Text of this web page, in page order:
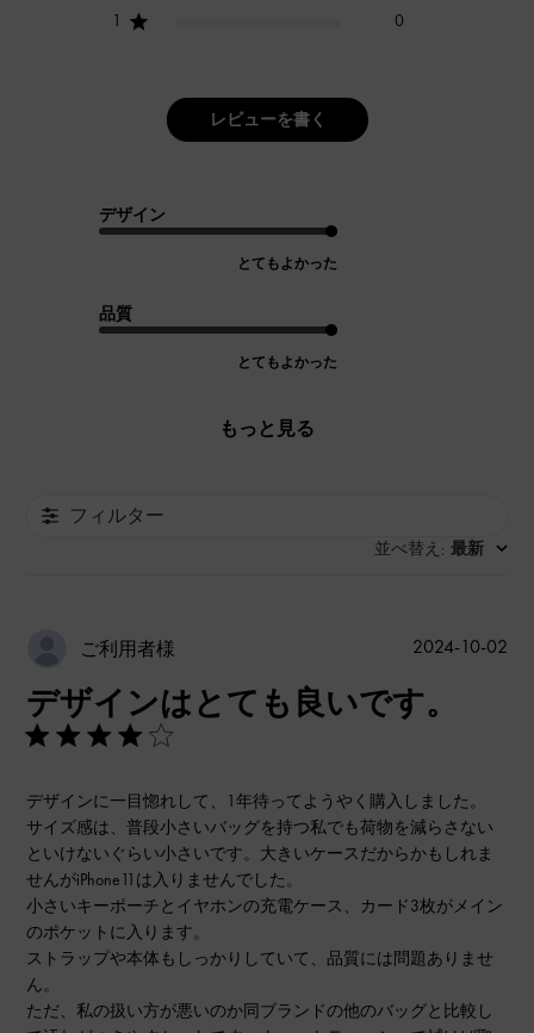
1
0
レビューを書く
デザイン
とてもよかった
品質
とてもよかった
もっと見る
フィルター
並べ替え : 最新
ご利用者様
デザインはとても良いです。
デザインに一目惚れして、1年待ってようやく購入しました。
サイズ感は、普段小さいバッグを持つ私でも荷物を減らさない
といけないぐらい小さいです。大きいケースだからかもしれま
せんがiPhone11は入りませんでした。
小さいキーポーチとイヤホンの充電ケース、カード3枚がメイン
のポケットに入ります。
ストラップや本体もしっかりしていて、品質には問題ありませ
ん。
ただ、私の扱い方が悪いのか同ブランドの他のバッグと比較し
公
2024-10-02